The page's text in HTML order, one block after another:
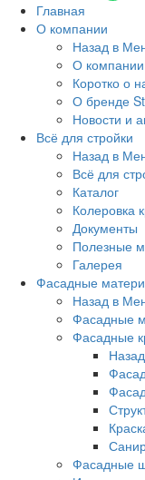
Главная
О компании
Назад в
О компании
Коротко о
О бренде
Новости и
Всё для стройки
Назад в
Всё для
Каталог
Колеровка
Документы
Полезные
Галерея
Фасадные
Назад в
Фасадные
Фасадные
Фасадные